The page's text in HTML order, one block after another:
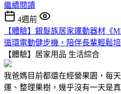
繼續閱讀
4週前
【體驗】銀髮族居家運動器材《
循環電動健步機，陪伴長輩輕鬆
【體驗】居家用品 生活綜合
我爸媽目前都還在經營果園，每
運、整理果樹，幾乎沒有一天是